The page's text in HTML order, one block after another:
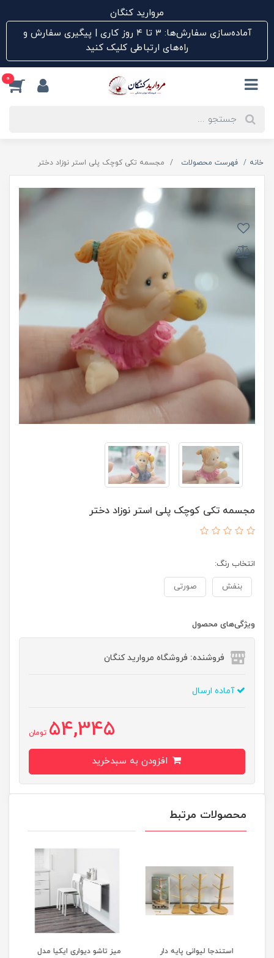
مروارید کنگان
آماده‌سازی سفارش‌ها: ۳ تا ۴ روز کاری | پیگیری سفارش و
راه‌های ارتباطی کلیک کنید
0
خانه فهرست محصولات مجسمه تکی کوچک پلی استر نوزاد دختر
مجسمه تکی کوچک پلی استر نوزاد دختر
انتخاب رنگ:
بنفش صورتی
ویژگی‌های محصول
فروشنده: فروشگاه مروارید کنگان
آماده ارسال
54,345 تومان
محصولات مرتبط
استندجا لیوانی پایه دار
میز تاشو دیواری ایکیا مدل